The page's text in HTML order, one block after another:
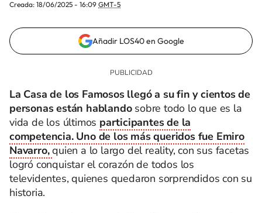
Creada: 18/06/2025 - 16:09 GMT-5
Añadir LOS40 en Google
La Casa de los Famosos llegó a su fin y cientos de
personas están hablandosobre todo lo que es la
vida de los últimos participantes de la
competencia. Uno de los más queridos fue Emiro
Navarro,quien a lo largo del reality, con sus facetas
logró conquistar el corazón de todos los
televidentes, quienes quedaron sorprendidos con su
historia.